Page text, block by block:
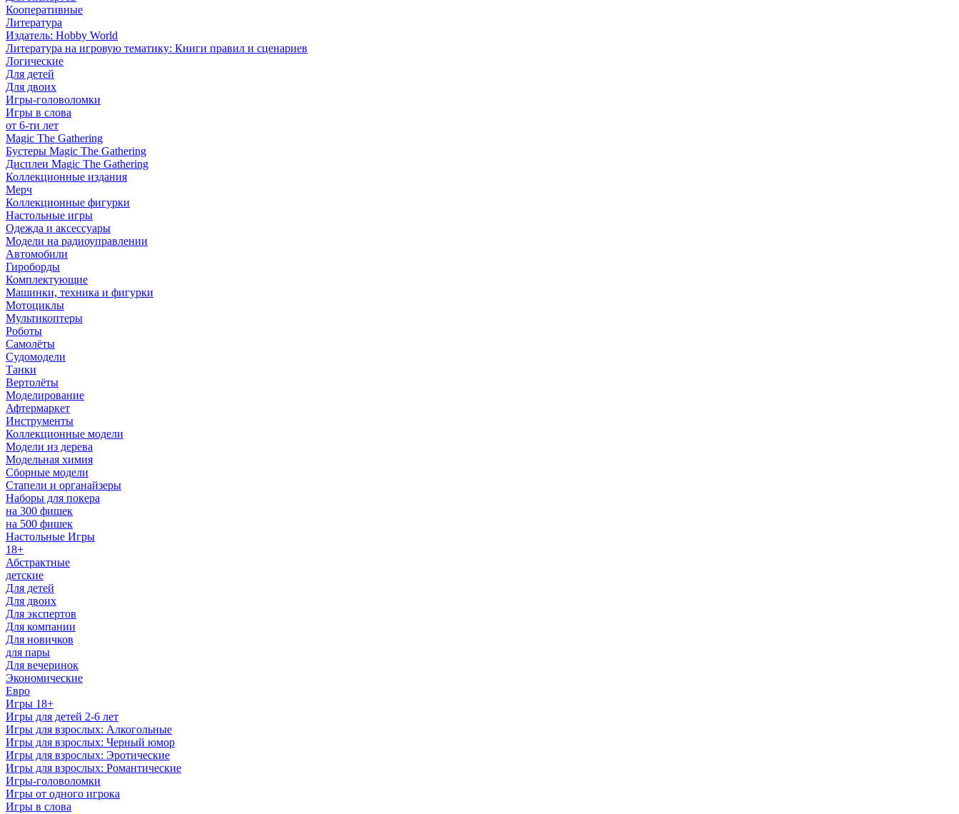
Кооперативные
Литература
Издатель: Hobby World
Литература на игровую тематику: Книги правил и сценариев
Логические
Для детей
Для двоих
Игры-головоломки
Игры в слова
от 6-ти лет
Magic The Gathering
Бустеры Magic The Gathering
Дисплеи Magic The Gathering
Коллекционные издания
Мерч
Коллекционные фигурки
Настольные игры
Одежда и аксессуары
Модели на радиоуправлении
Автомобили
Гироборды
Комплектующие
Машинки, техника и фигурки
Мотоциклы
Мультикоптеры
Роботы
Самолёты
Судомодели
Танки
Вертолёты
Моделирование
Афтермаркет
Инструменты
Коллекционные модели
Модели из дерева
Модельная химия
Сборные модели
Стапели и органайзеры
Наборы для покера
на 300 фишек
на 500 фишек
Настольные Игры
18+
Абстрактные
детские
Для детей
Для двоих
Для экспертов
Для компании
Для новичков
для пары
Для вечеринок
Экономические
Евро
Игры 18+
Игры для детей 2-6 лет
Игры для взрослых: Алкогольные
Игры для взрослых: Черный юмор
Игры для взрослых: Эротические
Игры для взрослых: Романтические
Игры-головоломки
Игры от одного игрока
Игры в слова